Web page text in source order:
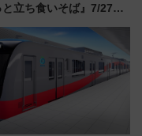
立ち食いそば』7/27夜